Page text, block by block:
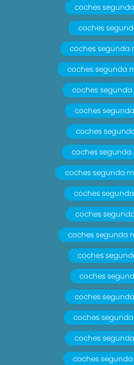
coches
coches
coches segunda
coches segunda
coches
coches
coches
coches
coches segunda
coches
coches
coches segunda
coches
coches
coches
coches
coches
coches